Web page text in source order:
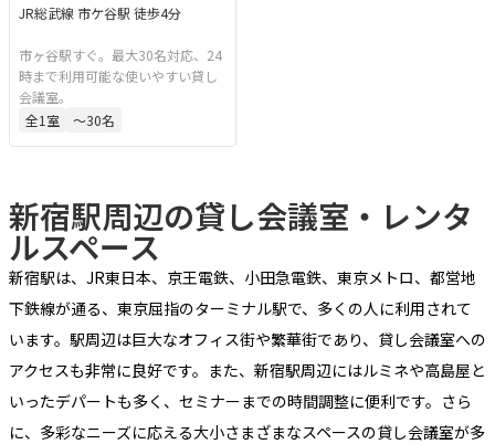
JR総武線 市ケ谷駅 徒歩4分
市ヶ谷駅すぐ。最大30名対応、24
時まで利用可能な使いやすい貸し
会議室。
全1 室 〜30名
新宿駅周辺の貸し会議室・レンタ
ルスペース
新宿駅は、JR東日本、京王電鉄、小田急電鉄、東京メトロ、都営地
下鉄線が通る、東京屈指のターミナル駅で、多くの人に利用されて
います。駅周辺は巨大なオフィス街や繁華街であり、貸し会議室への
アクセスも非常に良好です。また、新宿駅周辺にはルミネや高島屋と
いったデパートも多く、セミナーまでの時間調整に便利です。さら
に、多彩なニーズに応える大小さまざまなスペースの貸し会議室が多